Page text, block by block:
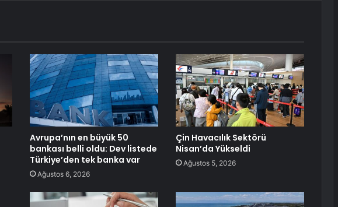
Avrupa’nın en büyük 50
bankası belli oldu: Dev listede
Türkiye’den tek banka var
Ağustos 6, 2026
Çin Havacılık Sektörü
Nisan’da Yükseldi
Ağustos 5, 2026